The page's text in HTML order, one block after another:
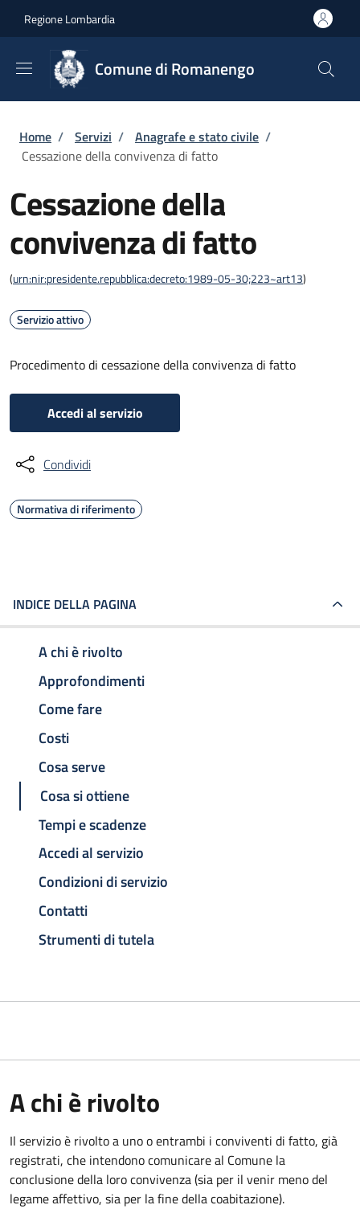
Regione Lombardia
Comune di Romanengo
Briciole di pane
Home / Servizi / Anagrafe e stato civile /
Cessazione della convivenza di fatto
Cessazione della
convivenza di fatto
(urn:nir:presidente.repubblica:decreto:1989-05-30;223~art13)
Servizio attivo
Procedimento di cessazione della convivenza di fatto
Accedi al servizio
Condividi
Normativa di riferimento
INDICE DELLA PAGINA
A chi è rivolto
Approfondimenti
Come fare
Costi
Cosa serve
Cosa si ottiene
Tempi e scadenze
Accedi al servizio
Condizioni di servizio
Contatti
Strumenti di tutela
A chi è rivolto
Il servizio è rivolto a uno o entrambi i conviventi di fatto, già
registrati, che intendono comunicare al Comune la
conclusione della loro convivenza (sia per il venir meno del
legame affettivo, sia per la fine della coabitazione).